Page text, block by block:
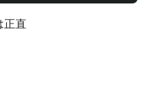
正直